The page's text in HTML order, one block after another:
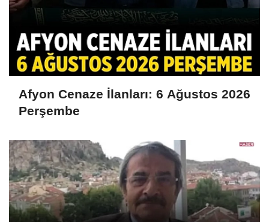
Afyon Cenaze İlanları: 6 Ağustos 2026
Perşembe